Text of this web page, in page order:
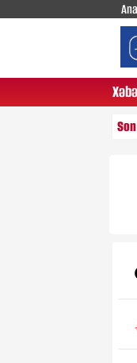
İçində